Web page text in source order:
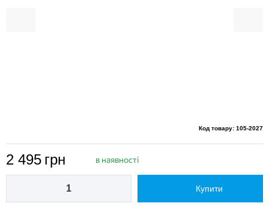
Код товару: 105-2027
2 495 грн в наявності
Купити